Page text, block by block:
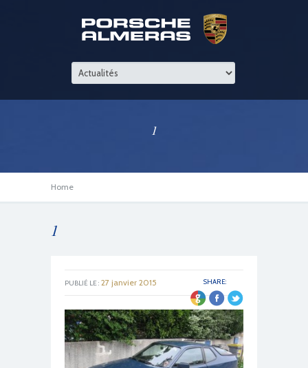
1
Home
1
SHARE:
PUBLIÉ LE : 27 janvier 2015